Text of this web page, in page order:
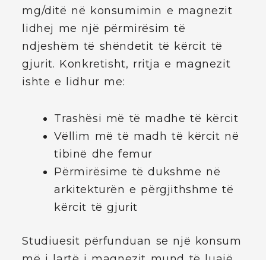
mg/ditë në konsumimin e magnezit
lidhej me një përmirësim të
ndjeshëm të shëndetit të kërcit të
gjurit. Konkretisht, rritja e magnezit
ishte e lidhur me:
Trashësi më të madhe të kërcit
Vëllim më të madh të kërcit në
tibinë dhe femur
Përmirësime të dukshme në
arkitekturën e përgjithshme të
kërcit të gjurit
Studiuesit përfunduan se një konsum